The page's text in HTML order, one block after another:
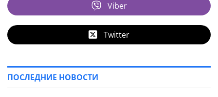
Viber
Twitter
ПОСЛЕДНИЕ НОВОСТИ